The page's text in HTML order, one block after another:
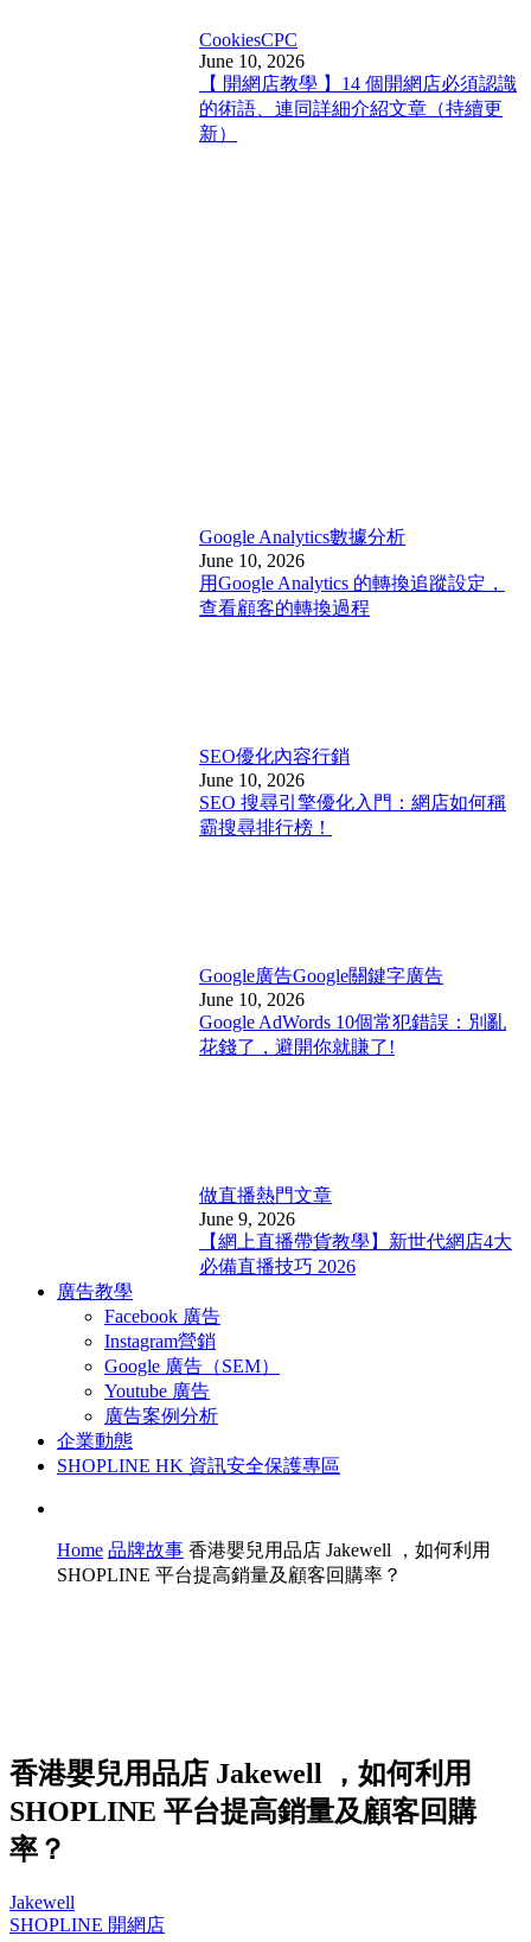
CookiesCPC
June 10, 2026
【 開網店教學 】14 個開網店必須認識
的術語、連同詳細介紹文章（持續更
新）
Google Analytics數據分析
June 10, 2026
用Google Analytics 的轉換追蹤設定，
查看顧客的轉換過程
SEO優化內容行銷
June 10, 2026
SEO 搜尋引擎優化入門：網店如何稱
霸搜尋排行榜！
Google廣告Google關鍵字廣告
June 10, 2026
Google AdWords 10個常犯錯誤：別亂
花錢了，避開你就賺了!
做直播熱門文章
June 9, 2026
【網上直播帶貨教學】新世代網店4大
必備直播技巧 2026
廣告教學
Facebook 廣告
Instagram營銷
Google 廣告（SEM）
Youtube 廣告
廣告案例分析
企業動態
SHOPLINE HK 資訊安全保護專區
Home 品牌故事 香港嬰兒用品店 Jakewell ，如何利用
SHOPLINE 平台提高銷量及顧客回購率？
香港嬰兒用品店 Jakewell ，如何利用
SHOPLINE 平台提高銷量及顧客回購
率？
Jakewell
SHOPLINE 開網店